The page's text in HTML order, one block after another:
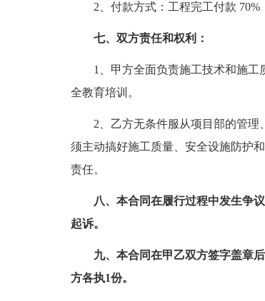
2、付款方式：工程完工付款 70%
七、双方责任和权利：
1、甲方全面负责施工技术和施工
全教育培训。
2、乙方无条件服从项目部的管理
须主动搞好施工质量、安全设施防护
责任。
八、本合同在履行过程中发生争
起诉。
九、本合同在甲乙双方签字盖章
方各执1份。